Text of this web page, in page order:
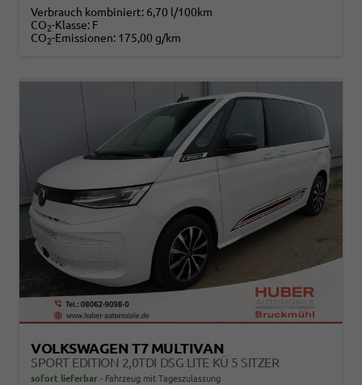
Verbrauch kombiniert: 6,70 l/100km
CO2-Klasse: F
CO2-Emissionen: 175,00 g/km
VOLKSWAGEN T7 MULTIVAN
SPORT EDITION 2,0TDI DSG LITE KÜ 5 SITZER
sofort lieferbar Fahrzeug mit Tageszulassung